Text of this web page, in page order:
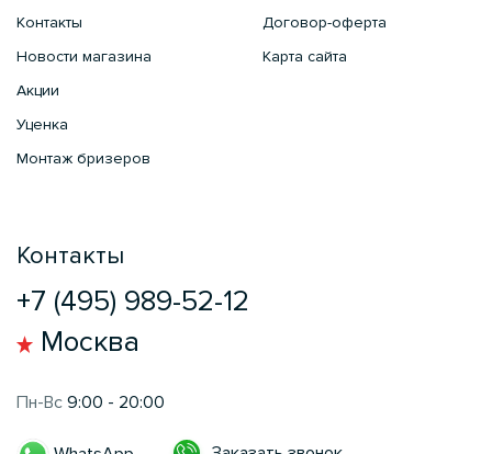
Контакты
Новости магазина
Акции
Уценка
Монтаж бризеров
Договор-оферта
Карта сайта
Контакты
+7 (495) 989-52-12
Москва
Пн-Вс 9:00 - 20:00